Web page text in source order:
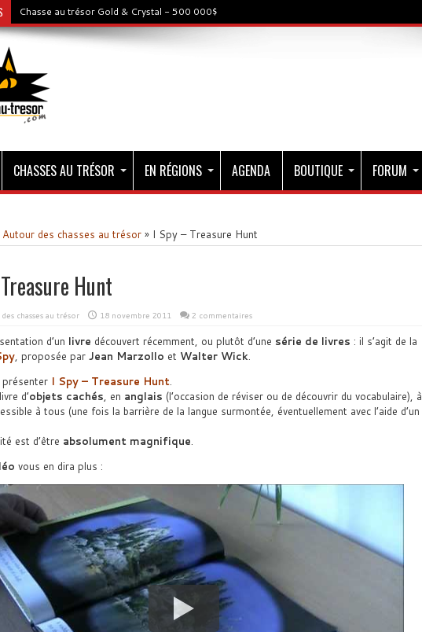
Chasse au trésor Gold & Crystal - 500 000$
CHASSES AU TRÉSOR EN RÉGIONS AGENDA BOUTIQUE FORUM
Autour des chasses au trésor » I Spy – Treasure Hunt
Hunt
chasses au trésor 18 novembre 2011 2 commentaires
d’un livre découvert récemment, ou plutôt d’une série de livres : il s’agit de la
, proposée par Jean Marzollo et Walter Wick.
présenter I Spy – Treasure Hunt.
d’objets cachés, en anglais (l’occasion de réviser ou de découvrir du vocabulaire), à
à tous (une fois la barrière de la langue surmontée, éventuellement avec l’aide d’un
est d’être absolument magnifique.
vous en dira plus :